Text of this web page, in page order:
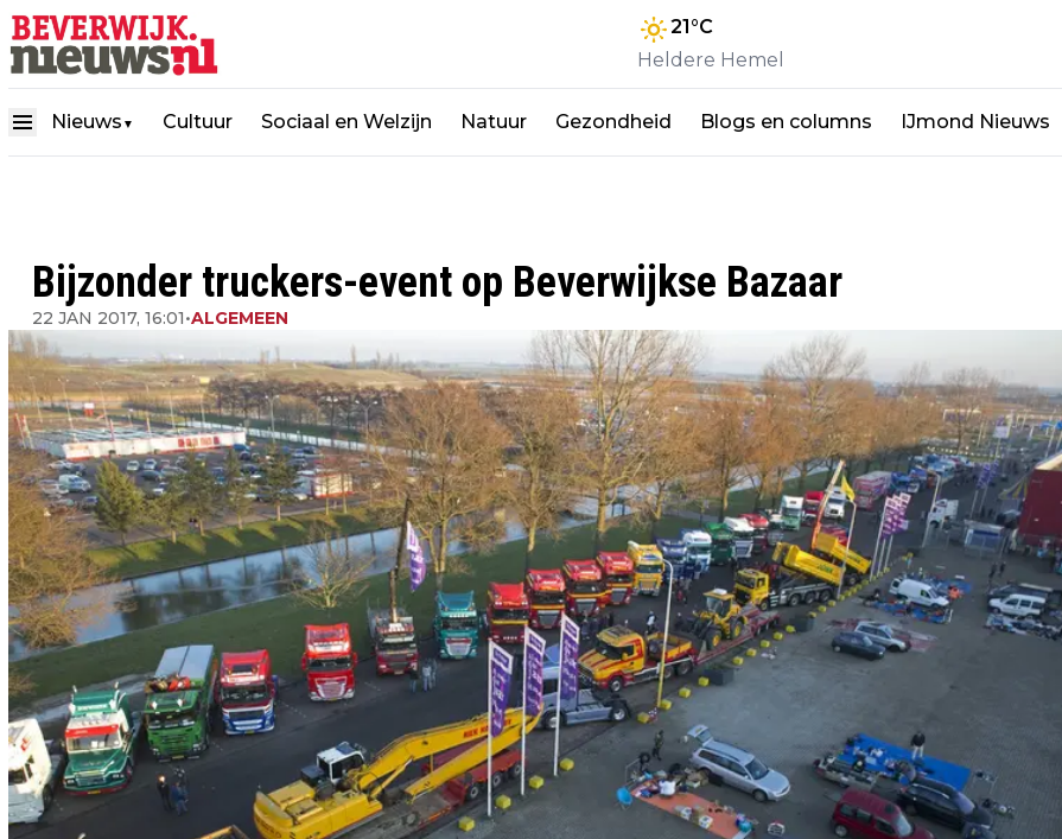
21°C
Heldere Hemel
Nieuws ▼ Cultuur Sociaal en Welzijn Natuur Gezondheid Blogs en columns IJmond Nieuws
Bijzonder truckers-event op Beverwijkse Bazaar
22 JAN 2017, 16:01•ALGEMEEN